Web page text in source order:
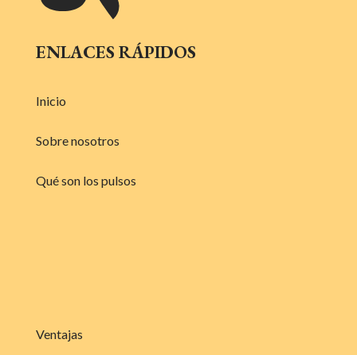
ENLACES RÁPIDOS
Inicio
Sobre nosotros
Qué son los pulsos
Ventajas